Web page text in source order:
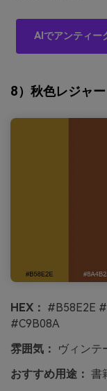
AIでアンティー
8）秋色レジャー
HEX： #B58E2E
#C9B08A
雰囲気：
ヴィンテ
おすすめ用途： 書